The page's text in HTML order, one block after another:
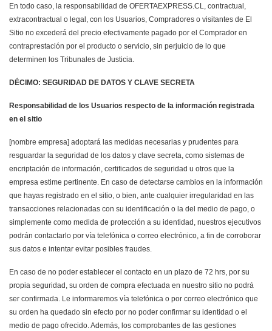
En todo caso, la responsabilidad de OFERTAEXPRESS.CL, contractual,
extracontractual o legal, con los Usuarios, Compradores o visitantes de El
Sitio no excederá del precio efectivamente pagado por el Comprador en
contraprestación por el producto o servicio, sin perjuicio de lo que
determinen los Tribunales de Justicia.
DÉCIMO: SEGURIDAD DE DATOS Y CLAVE SECRETA
Responsabilidad de los Usuarios respecto de la información registrada
en el sitio
[nombre empresa] adoptará las medidas necesarias y prudentes para
resguardar la seguridad de los datos y clave secreta, como sistemas de
encriptación de información, certificados de seguridad u otros que la
empresa estime pertinente. En caso de detectarse cambios en la información
que hayas registrado en el sitio, o bien, ante cualquier irregularidad en las
transacciones relacionadas con su identificación o la del medio de pago, o
simplemente como medida de protección a su identidad, nuestros ejecutivos
podrán contactarlo por vía telefónica o correo electrónico, a fin de corroborar
sus datos e intentar evitar posibles fraudes.
En caso de no poder establecer el contacto en un plazo de 72 hrs, por su
propia seguridad, su orden de compra efectuada en nuestro sitio no podrá
ser confirmada. Le informaremos vía telefónica o por correo electrónico que
su orden ha quedado sin efecto por no poder confirmar su identidad o el
medio de pago ofrecido. Además, los comprobantes de las gestiones